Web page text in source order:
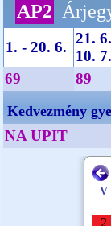
AP2
1. - 20. 6.
21.
10. 7.
69
89
Kedvezmény
NA UPIT